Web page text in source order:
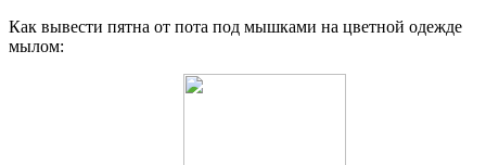
Как вывести пятна от пота под мышками на цветной одежде
мылом: